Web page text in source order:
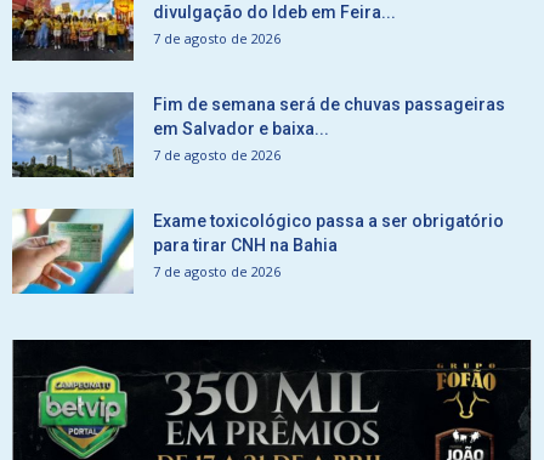
divulgação do Ideb em Feira...
7 de agosto de 2026
Fim de semana será de chuvas passageiras
em Salvador e baixa...
7 de agosto de 2026
Exame toxicológico passa a ser obrigatório
para tirar CNH na Bahia
7 de agosto de 2026